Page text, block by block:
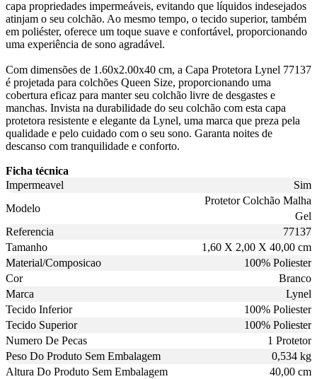
capa propriedades impermeáveis, evitando que líquidos indesejados
atinjam o seu colchão. Ao mesmo tempo, o tecido superior, também
em poliéster, oferece um toque suave e confortável, proporcionando
uma experiência de sono agradável.
Com dimensões de 1.60x2.00x40 cm, a Capa Protetora Lynel 77137
é projetada para colchões Queen Size, proporcionando uma
cobertura eficaz para manter seu colchão livre de desgastes e
manchas. Invista na durabilidade do seu colchão com esta capa
protetora resistente e elegante da Lynel, uma marca que preza pela
qualidade e pelo cuidado com o seu sono. Garanta noites de
descanso com tranquilidade e conforto.
Ficha técnica
Impermeavel
Sim
Modelo
Protetor Colchão Malha
Gel
Referencia
77137
Tamanho
1,60 X 2,00 X 40,00 cm
Material/Composicao
100% Poliester
Cor
Branco
Marca
Lynel
Tecido Inferior
100% Poliester
Tecido Superior
100% Poliester
Numero De Pecas
1 Protetor
Peso Do Produto Sem Embalagem
0,534 kg
Altura Do Produto Sem Embalagem
40,00 cm